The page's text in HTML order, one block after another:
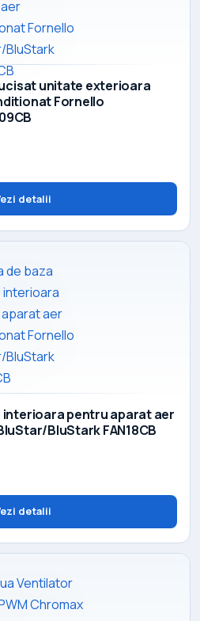
unitate exterioara
Fornello
detalii
interioara pentru aparat aer
BluStark FAN18CB
detalii